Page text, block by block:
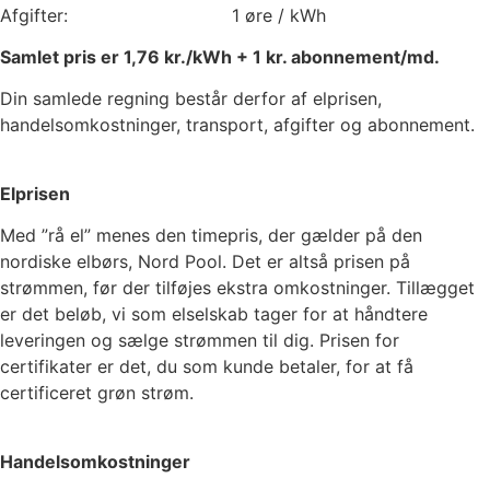
Afgifter: 1 øre / kWh
Samlet pris er 1,76 kr./kWh + 1 kr. abonnement/md.
Din samlede regning består derfor af elprisen,
handelsomkostninger, transport, afgifter og abonnement.
Elprisen
Med ”rå el” menes den timepris, der gælder på den
nordiske elbørs, Nord Pool. Det er altså prisen på
strømmen, før der tilføjes ekstra omkostninger. Tillægget
er det beløb, vi som elselskab tager for at håndtere
leveringen og sælge strømmen til dig. Prisen for
certifikater er det, du som kunde betaler, for at få
certificeret grøn strøm.
Handelsomkostninger